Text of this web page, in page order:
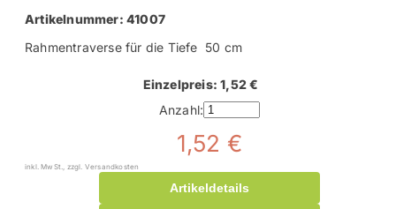
Artikelnummer: 41007
Rahmentraverse für die Tiefe 50 cm
Einzelpreis: 1,52 €
Anzahl:
1,52 €
inkl. MwSt., zzgl. Versandkosten
Artikeldetails